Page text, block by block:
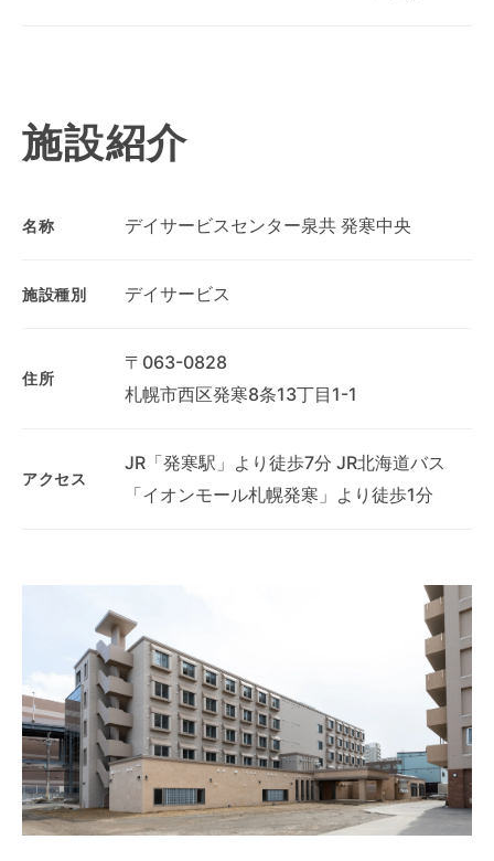
施設紹介
名称 デイサービスセンター泉共 発寒中央
施設種別 デイサービス
住所
〒063-0828
札幌市西区発寒8条13丁目1-1
アクセス
JR「発寒駅」より徒歩7分 JR北海道バス
「イオンモール札幌発寒」より徒歩1分